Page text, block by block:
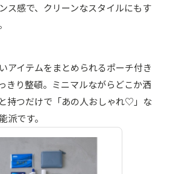
ス感で、クリーンなスタイルにもす
アイテムをまとめられるポーチ付き
きり整頓。ミニマルながらどこか洒
持つだけで「あの人おしゃれ♡」な
派です。